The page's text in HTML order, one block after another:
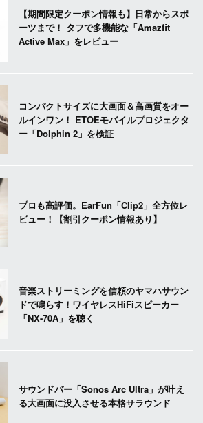
【期間限定クーポン情報も】日常からスポ
ーツまで！ タフで多機能な「Amazfit
Active Max」をレビュー
コンパクトサイズに大画面＆高画質をオー
ルインワン！ ETOEモバイルプロジェクタ
ー「Dolphin 2」を検証
プロも高評価。EarFun「Clip2」全方位レ
ビュー！【割引クーポン情報あり】
音楽ストリーミングを信頼のヤマハサウン
ドで鳴らす！ワイヤレスHiFiスピーカー
「NX-70A」を聴く
サウンドバー「Sonos Arc Ultra」が叶え
る大画面に没入させる本格サラウンド